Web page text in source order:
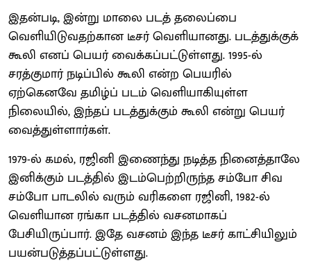
இதன்படி, இன்று மாலை படத் தலைப்பை
வெளியிடுவதற்கான டீசர் வெளியானது. படத்துக்குக்
கூலி எனப் பெயர் வைக்கப்பட்டுள்ளது. 1995-ல்
சரத்குமார் நடிப்பில் கூலி என்ற பெயரில்
ஏற்கெனவே தமிழ்ப் படம் வெளியாகியுள்ள
நிலையில், இந்தப் படத்துக்கும் கூலி என்று பெயர்
வைத்துள்ளார்கள்.
1979-ல் கமல், ரஜினி இணைந்து நடித்த நினைத்தாலே
இனிக்கும் படத்தில் இடம்பெற்றிருந்த சம்போ சிவ
சம்போ பாடலில் வரும் வரிகளை ரஜினி, 1982-ல்
வெளியான ரங்கா படத்தில் வசனமாகப்
பேசியிருப்பார். இதே வசனம் இந்த டீசர் காட்சியிலும்
பயன்படுத்தப்பட்டுள்ளது.